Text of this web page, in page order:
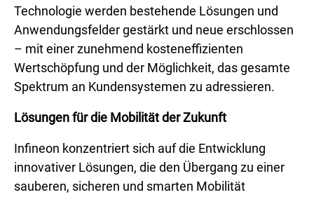
Technologie werden bestehende Lösungen und
Anwendungsfelder gestärkt und neue erschlossen
– mit einer zunehmend kosteneffizienten
Wertschöpfung und der Möglichkeit, das gesamte
Spektrum an Kundensystemen zu adressieren.
Lösungen für die Mobilität der Zukunft
Infineon konzentriert sich auf die Entwicklung
innovativer Lösungen, die den Übergang zu einer
sauberen, sicheren und smarten Mobilität